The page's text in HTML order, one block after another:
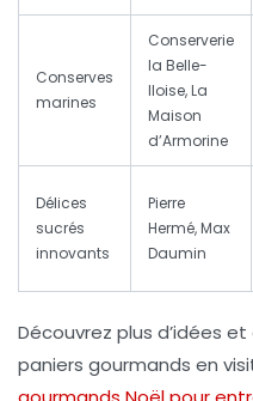
Conserves
marines
Conserverie
la Belle-
Iloise, La
Maison
d’Armorine
Délices
sucrés
innovants
Pierre
Hermé, Max
Daumin
Découvrez plus d’idées
paniers gourmands en